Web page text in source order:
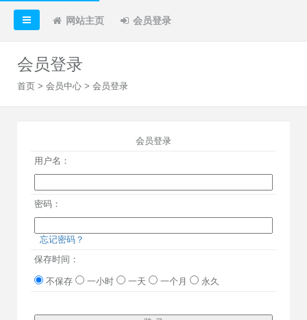
网站主页 会员登录
会员登录
首页 > 会员中心 > 会员登录
会员登录
用户名：
密码：
忘记密码？
保存时间：
不保存 一小时 一天 一个月 永久